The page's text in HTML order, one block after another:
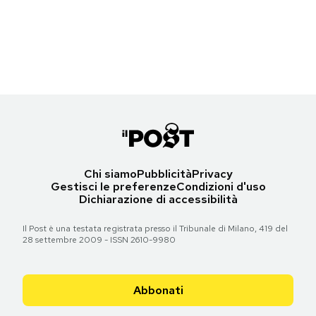
Chi siamoPubblicitàPrivacy
Gestisci le preferenzeCondizioni d'uso
Dichiarazione di accessibilità
Il Post è una testata registrata presso il Tribunale di Milano, 419 del
28 settembre 2009 - ISSN 2610-9980
Abbonati